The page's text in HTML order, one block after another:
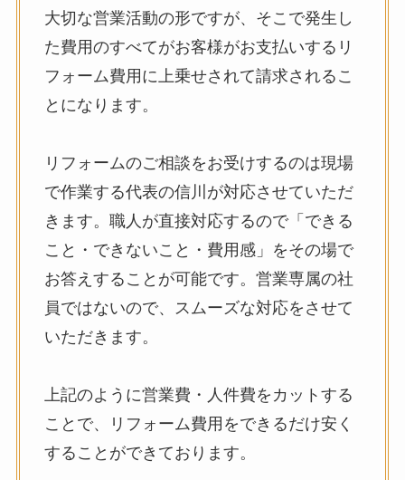
大切な営業活動の形ですが、そこで発生し
た費用のすべてがお客様がお支払いするリ
フォーム費用に上乗せされて請求されるこ
とになります。
リフォームのご相談をお受けするのは現場
で作業する代表の信川が対応させていただ
きます。職人が直接対応するので「できる
こと・できないこと・費用感」をその場で
お答えすることが可能です。営業専属の社
員ではないので、スムーズな対応をさせて
いただきます。
上記のように営業費・人件費をカットする
ことで、リフォーム費用をできるだけ安く
することができております。